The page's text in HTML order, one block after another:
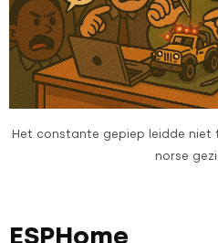
Het constante gepiep leidde
norse
ESPHome